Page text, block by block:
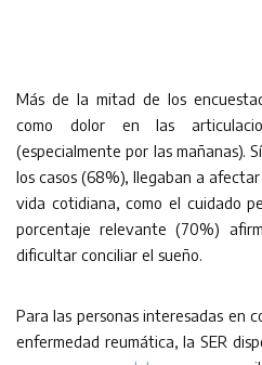
Más de la mitad de los
como dolor en las
(especialmente por las mañanas).
los casos (68%), llegaban a
vida cotidiana, como el cuidado
porcentaje relevante (70%)
dificultar conciliar el sueño.
Para las personas interesadas en
enfermedad reumática, la SER